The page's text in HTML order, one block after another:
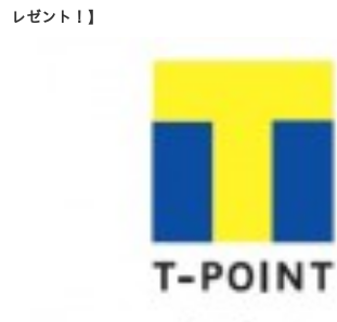
レゼント！】